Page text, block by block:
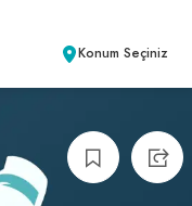
Konum Seçiniz